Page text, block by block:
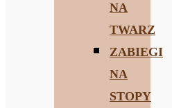
NA
TWARZ
ZABIEGI
NA
STOPY